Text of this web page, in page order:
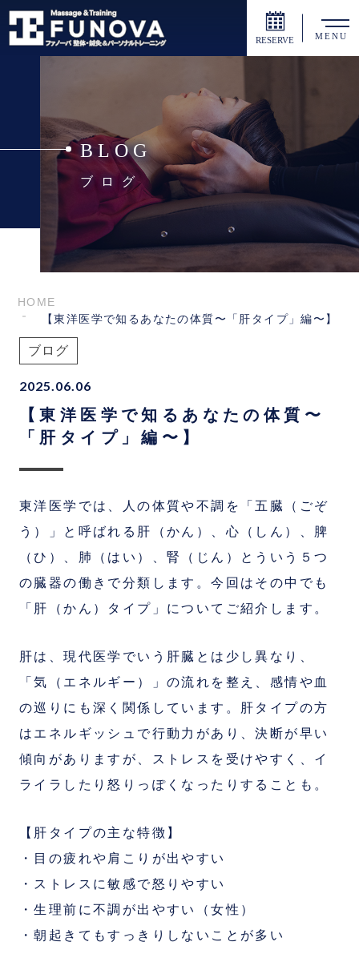
RESERVE MENU
BLOG
ブログ
HOME
【東洋医学で知るあなたの体質〜「肝タイプ」編〜】
ブログ
2025.06.06
【東洋医学で知るあなたの体質〜
「肝タイプ」編〜】
東洋医学では、人の体質や不調を「五臓（ごぞ
う）」と呼ばれる肝（かん）、心（しん）、脾
（ひ）、肺（はい）、腎（じん）とういう５つ
の臓器の働きで分類します。今回はその中でも
「肝（かん）タイプ」についてご紹介します。
肝は、現代医学でいう肝臓とは少し異なり、
「気（エネルギー）」の流れを整え、感情や血
の巡りにも深く関係しています。肝タイプの方
はエネルギッシュで行動力があり、決断が早い
傾向がありますが、ストレスを受けやすく、イ
ライラしたり怒りっぽくなったりすることも。
【肝タイプの主な特徴】
・目の疲れや肩こりが出やすい
・ストレスに敏感で怒りやすい
・生理前に不調が出やすい（女性）
・朝起きてもすっきりしないことが多い